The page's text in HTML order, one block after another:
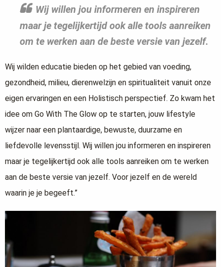
Wij willen jou informeren en inspireren
maar je tegelijkertijd ook alle tools aanreiken
om te werken aan de beste versie van jezelf.
Wij wilden educatie bieden op het gebied van voeding,
gezondheid, milieu, dierenwelzijn en spiritualiteit vanuit onze
eigen ervaringen en een Holistisch perspectief. Zo kwam het
idee om Go With The Glow op te starten, jouw lifestyle
wijzer naar een plantaardige, bewuste, duurzame en
liefdevolle levensstijl. Wij willen jou informeren en inspireren
maar je tegelijkertijd ook alle tools aanreiken om te werken
aan de beste versie van jezelf. Voor jezelf en de wereld
waarin je je begeeft.”